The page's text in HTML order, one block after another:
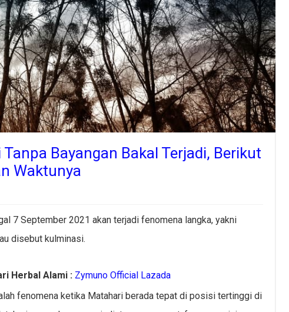
Bayangan Bakal Terjadi, Berikut
Waktunya
7 September 2021 akan terjadi fenomena langka, yakni
disebut kulminasi.
Herbal Alami : Zymuno Official Lazada
fenomena ketika Matahari berada tepat di posisi tertinggi di